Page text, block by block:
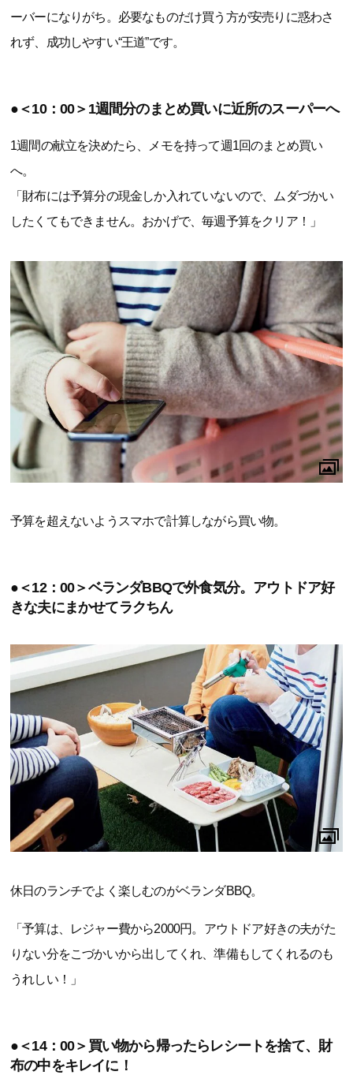
ーバーになりがち。必要なものだけ買う方が安売りに惑わさ
れず、成功しやすい“王道”です。
●＜10：00＞1週間分のまとめ買いに近所のスーパーへ
1週間の献立を決めたら、メモを持って週1回のまとめ買い
へ。
「財布には予算分の現金しか入れていないので、ムダづかい
したくてもできません。おかげで、毎週予算をクリア！」
予算を超えないようスマホで計算しながら買い物。
●＜12：00＞ベランダBBQで外食気分。アウトドア好
きな夫にまかせてラクちん
休日のランチでよく楽しむのがベランダBBQ。
「予算は、レジャー費から2000円。アウトドア好きの夫がた
りない分をこづかいから出してくれ、準備もしてくれるのも
うれしい！」
●＜14：00＞買い物から帰ったらレシートを捨て、財
布の中をキレイに！